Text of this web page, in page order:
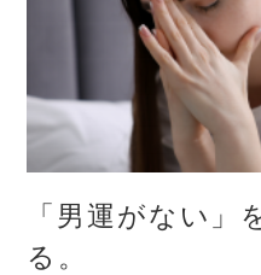
「男運がない」
る。